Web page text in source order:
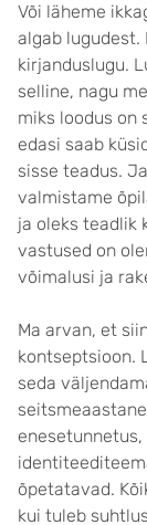
Või läheme
algab lugudest.
kirjanduslugu.
selline, nagu
miks loodus on
edasi saab
sisse teadus.
valmistame
ja oleks teadlik
vastused on
võimalusi ja
Ma arvan, et
kontseptsioon.
seda
õpetatavad.
kui tuleb